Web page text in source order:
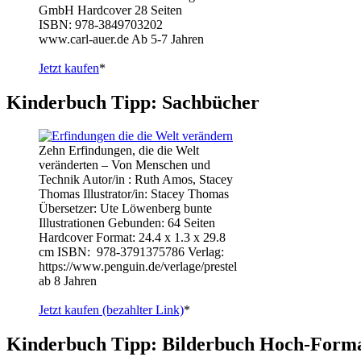
GmbH Hardcover 28 Seiten
ISBN: 978-3849703202
www.carl-auer.de Ab 5-7 Jahren
Jetzt kaufen*
Kinderbuch Tipp: Sachbücher
Zehn Erfindungen, die die Welt
veränderten – Von Menschen und
Technik Autor/in : Ruth Amos, Stacey
Thomas Illustrator/in: Stacey Thomas
Übersetzer: Ute Löwenberg bunte
Illustrationen Gebunden: 64 Seiten
Hardcover Format: 24.4 x 1.3 x 29.8
cm ISBN: ‎ 978-3791375786 Verlag:
https://www.penguin.de/verlage/prestel
ab 8 Jahren
Jetzt kaufen (bezahlter Link)*
Kinderbuch Tipp: Bilderbuch Hoch-